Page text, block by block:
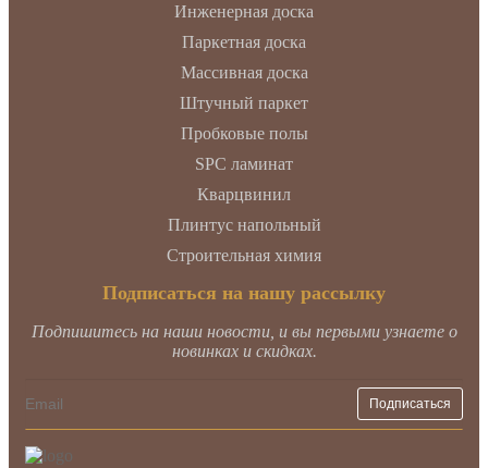
Инженерная доска
Паркетная доска
Массивная доска
Штучный паркет
Пробковые полы
SPC ламинат
Кварцвинил
Плинтус напольный
Строительная химия
Подписаться на нашу рассылку
Подпишитесь на наши новости, и вы первыми узнаете о
новинках и скидках.